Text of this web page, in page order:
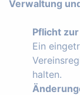
Verwaltung
Pflicht
Ein
halten.